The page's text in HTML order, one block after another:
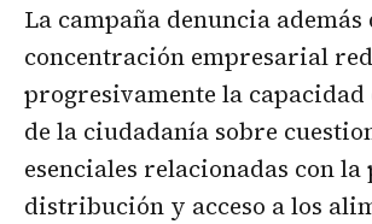
La campaña denuncia además
concentración empresarial
progresivamente la capacidad
de la ciudadanía sobre
esenciales relacionadas con
distribución y acceso a los